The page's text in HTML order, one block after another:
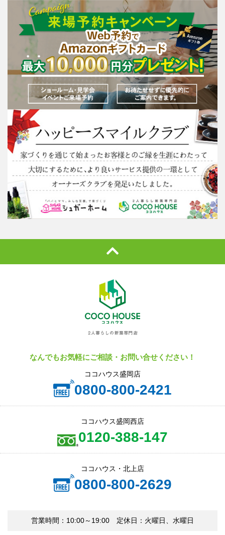
なんでもお気軽にご相談・お問い合せください！
ココハウス盛岡店
0800-800-2421
ココハウス盛岡西店
0120-388-147
ココハウス・北上店
0800-800-2629
営業時間：10:00～19:00 定休日：火曜日、水曜日